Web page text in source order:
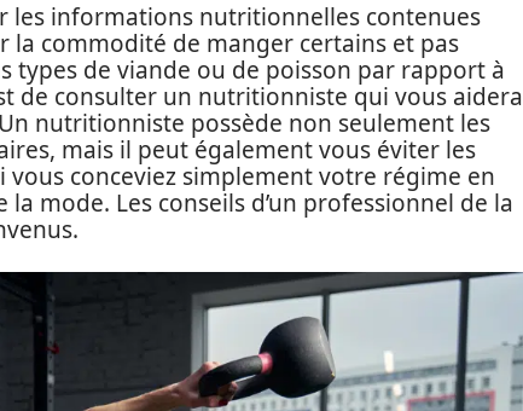
les informations nutritionnelles contenues
la commodité de manger certains et pas
types de viande ou de poisson par rapport à
de consulter un nutritionniste qui vous aidera
nutritionniste possède non seulement les
mais il peut également vous éviter les
conceviez simplement votre régime en
mode. Les conseils d’un professionnel de la